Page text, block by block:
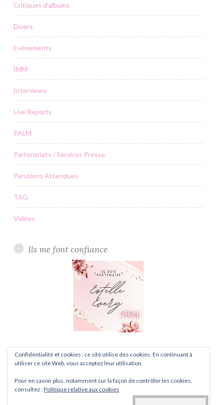
Critiques d'albums
Divers
Evénements
IMM
Interviews
Live Reports
PALM
Partenariats / Services Presse
Parutions Attendues
TAG
Vidéos
Ils me font confiance
FIÈREMENT PROPULSÉ PAR WORDPRESS
AUTOMATTIC.
Confidentialité et cookies : ce site utilise des cookies. En continuant à
utiliser ce site Web, vous acceptez leur utilisation.
Pour en savoir plus, notamment sur la façon de contrôler les cookies,
consultez :Politique relative aux cookies